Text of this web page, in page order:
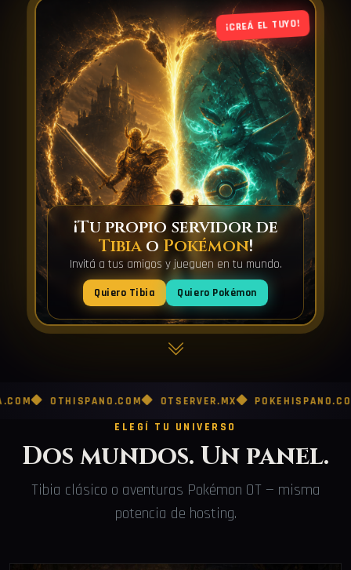
¡CREÁ EL TUYO!
¡Tu propio servidor de
Tibiao Pokémon!
Invitá a tus amigos y jueguen en tu mundo.
Quiero Tibia Quiero Pokémon
OTHISPANO.COM OTSERVER.MX POKEHISPANO.COM
ELEGÍ TU UNIVERSO
Dos mundos. Un panel.
Tibia clásico o aventuras Pokémon OT — misma
potencia de hosting.